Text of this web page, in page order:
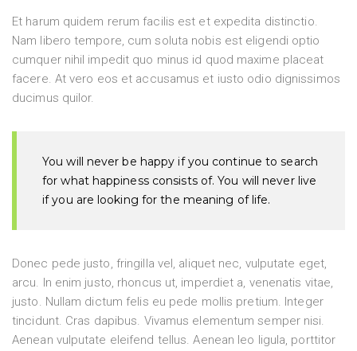
Et harum quidem rerum facilis est et expedita distinctio.
Nam libero tempore, cum soluta nobis est eligendi optio
cumquer nihil impedit quo minus id quod maxime placeat
facere. At vero eos et accusamus et iusto odio dignissimos
ducimus quilor.
You will never be happy if you continue to search
for what happiness consists of. You will never live
if you are looking for the meaning of life.
Donec pede justo, fringilla vel, aliquet nec, vulputate eget,
arcu. In enim justo, rhoncus ut, imperdiet a, venenatis vitae,
justo. Nullam dictum felis eu pede mollis pretium. Integer
tincidunt. Cras dapibus. Vivamus elementum semper nisi.
Aenean vulputate eleifend tellus. Aenean leo ligula, porttitor